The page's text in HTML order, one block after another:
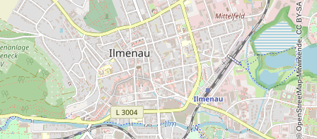
© OpenStreetMap-Mitwirkende, CC BY-SA